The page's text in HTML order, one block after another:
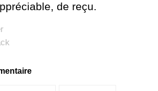
de reçu.